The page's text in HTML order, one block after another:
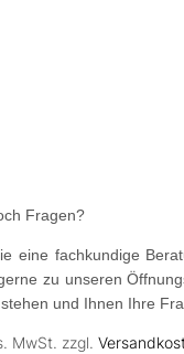
Fragen?
eine fachkundige
zu unseren
und Ihnen Ihre
MwSt. zzgl.